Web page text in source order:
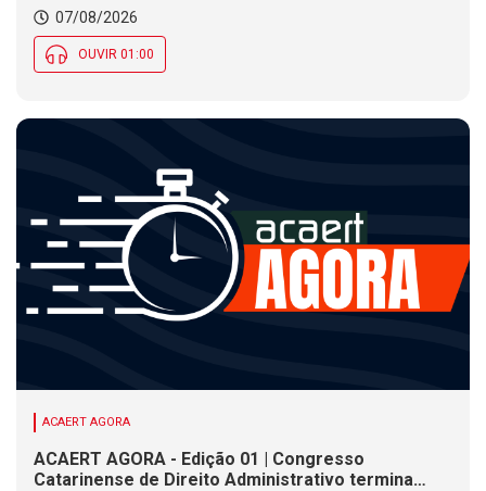
Social nesta sexta (7)
07/08/2026
OUVIR 01:00
ACAERT AGORA
ACAERT AGORA - Edição 01 | Congresso
Catarinense de Direito Administrativo termina